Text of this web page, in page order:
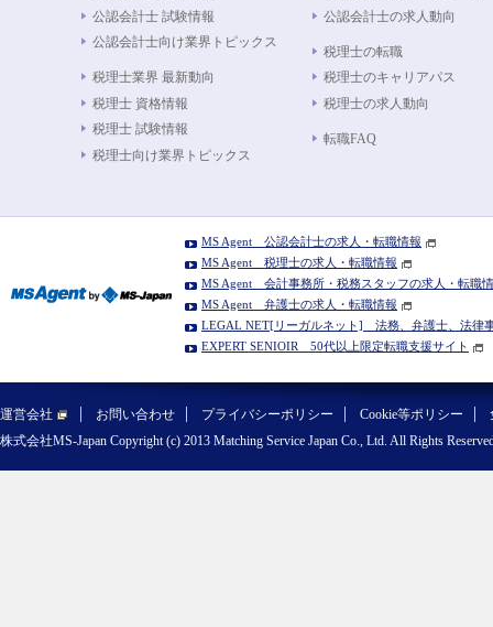
公認会計士 試験情報
公認会計士向け業界トピックス
税理士業界 最新動向
税理士 資格情報
税理士 試験情報
税理士向け業界トピックス
公認会計士の求人動向
税理士の転職
税理士のキャリアパス
税理士の求人動向
転職FAQ
MS Agent 公認会計士の求人・転職情報
MS Agent 税理士の求人・転職情報
MS Agent 会計事務所・税務スタッフの求人・転職
MS Agent 弁護士の求人・転職情報
LEGAL NET[リーガルネット] 法務、弁護士、法律
EXPERT SENIOIR 50代以上限定転職支援サイト
運営会社 お問い合わせ プライバシーポリシー Cookie等ポリシー
株式会社MS-Japan Copyright (c) 2013 Matching Service Japan Co., Ltd. All Rights